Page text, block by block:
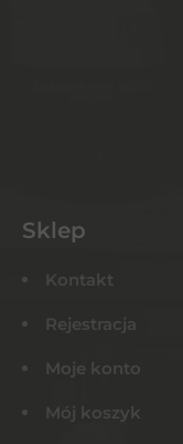
Sklep
Kontakt
Rejestracja
Moje konto
Mój koszyk